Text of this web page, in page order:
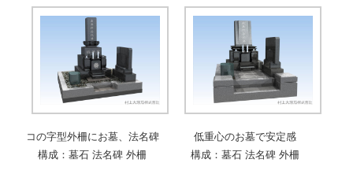
コの字型外柵にお墓、法名碑
構成：墓石 法名碑 外柵
低重心のお墓で安定感
構成：墓石 法名碑 外柵